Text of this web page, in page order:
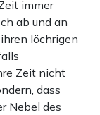
immer
ab und an
löchrigen
Zeit nicht
dass
Nebel des